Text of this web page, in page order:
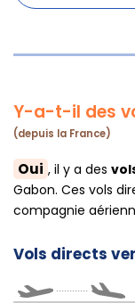
Y-a-t-il des
(depuis la France)
Oui , il y a des
Gabon. Ces vols
compagnie
Vols directs
............